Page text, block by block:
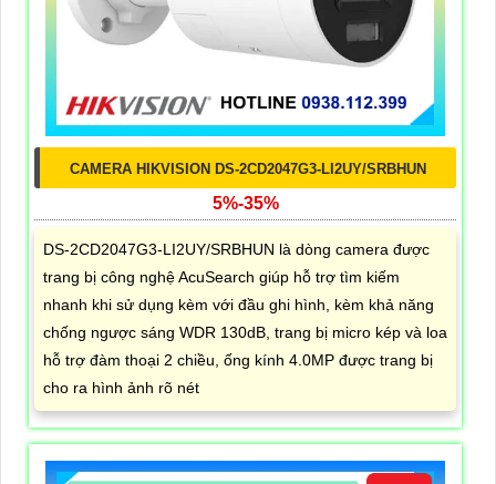
CAMERA HIKVISION DS-2CD2047G3-LI2UY/SRBHUN
5%-35%
DS-2CD2047G3-LI2UY/SRBHUN là dòng camera được
trang bị công nghệ AcuSearch giúp hỗ trợ tìm kiếm
nhanh khi sử dụng kèm với đầu ghi hình, kèm khả năng
chống ngược sáng WDR 130dB, trang bị micro kép và loa
hỗ trợ đàm thoại 2 chiều, ống kính 4.0MP được trang bị
cho ra hình ảnh rõ nét